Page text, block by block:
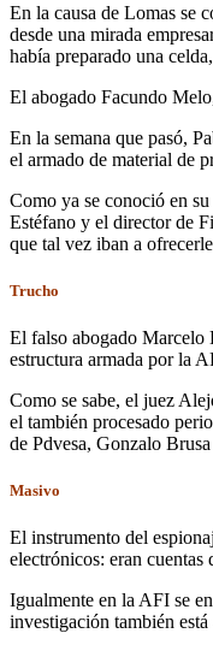
En la causa de Lomas se
desde una mirada
había preparado una
El abogado Facundo
En la semana que pasó,
el armado de material de
Como ya se conoció en
Estéfano y el director de
que tal vez iban a
Trucho
El falso abogado Marcelo
estructura armada por la
Como se sabe, el juez
el también procesado
de Pdvesa, Gonzalo
Masivo
El instrumento del
electrónicos: eran
Igualmente en la AFI se
investigación también